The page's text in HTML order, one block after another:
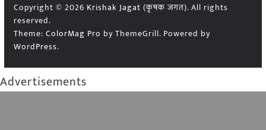
Copyright © 2026 Krishak Jagat (कृषक जगत). All rights
reserved.
Theme: ColorMag Pro by ThemeGrill. Powered by
WordPress.
Advertisements